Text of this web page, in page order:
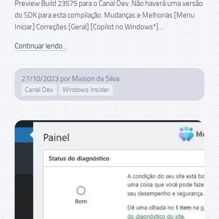
Preview Build 23575 para o Canal Dev. Não haverá uma versão
do SDK para esta compilação. Mudanças e Melhorias [Menu
Iniciar] Correções [Geral] [Copilot no Windows*]...
Continuar lendo...
27/10/2023 por Maison da Silva
Canal Dev Windows Insider